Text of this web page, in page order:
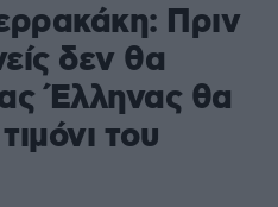
Πριν
δεν θα
Έλληνας θα
του